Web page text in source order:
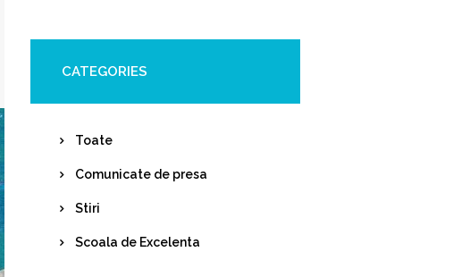
CATEGORIES
Toate
Comunicate de presa
Stiri
Scoala de Excelenta